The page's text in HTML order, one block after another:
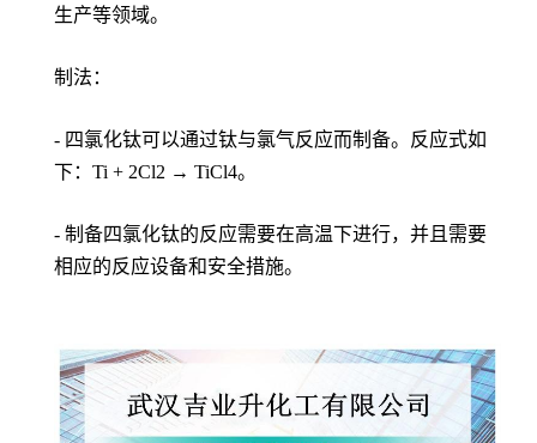
生产等领域。
制法：
- 四氯化钛可以通过钛与氯气反应而制备。反应式如
下：Ti + 2Cl2 → TiCl4。
- 制备四氯化钛的反应需要在高温下进行，并且需要
相应的反应设备和安全措施。